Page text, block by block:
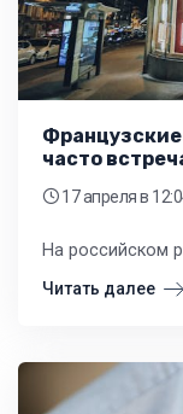
часто
17 апреляв
Читать далее